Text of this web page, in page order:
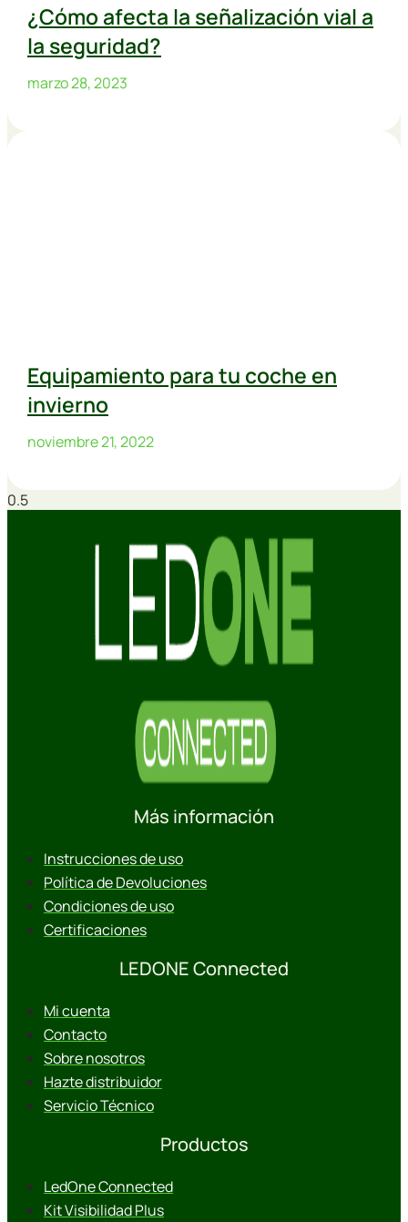
¿Cómo afecta la señalización vial a
la seguridad?
marzo 28, 2023
Equipamiento para tu coche en
invierno
noviembre 21, 2022
Más información
Instrucciones de uso
Política de Devoluciones
Condiciones de uso
Certificaciones
LEDONE Connected
Mi cuenta
Contacto
Sobre nosotros
Hazte distribuidor
Servicio Técnico
Productos
LedOne Connected
Kit Visibilidad Plus